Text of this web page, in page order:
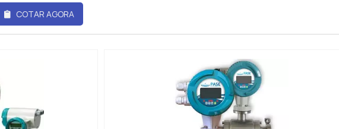
a melhor referência em qualidade do mercado.ALGUNS DETALHES SOBRE
SISTEMA DE HOT MELT PREÇOSe alguém busca por sistema de hot melt
preço justo e em uma empresa comprometida com os serviços, encontra na
COTAR AGORA